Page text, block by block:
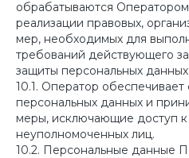
обрабатываются
реализации правовых,
мер, необходимых для
требований действующего
защиты персональных данных.
10.1. Оператор обеспечивает
персональных данных и
меры, исключающие доступ
неуполномоченных лиц.
10.2. Персональные данные